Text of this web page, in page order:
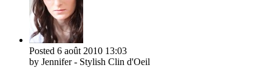
Posted 6 août 2010 13:03
by Jennifer - Stylish Clin d'Oeil